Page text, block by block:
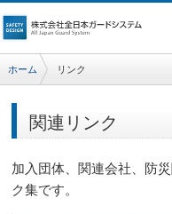
ホーム リンク
関連リンク
加入団体、関連会社、防
ク集です。